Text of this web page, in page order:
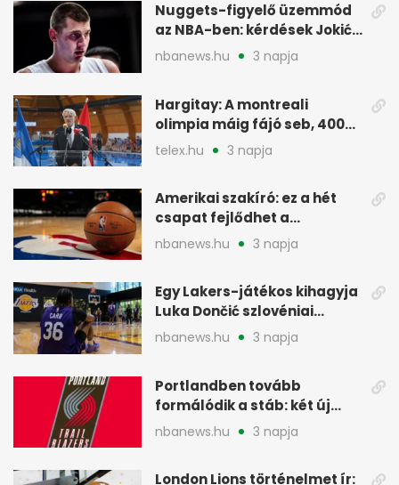
Nuggets-figyelő üzemmód
az NBA-ben: kérdések Jokić
jövőjéről
nbanews.hu 3 napja
Hargitay: A montreali
olimpia máig fájó seb, 400
vegyesen 4. lett
telex.hu 3 napja
Amerikai szakíró: ez a hét
csapat fejlődhet a
legtöbbet az NBA-ben
nbanews.hu 3 napja
Egy Lakers-játékos kihagyja
Luka Dončić szlovéniai
minicampjét
nbanews.hu 3 napja
Portlandben tovább
formálódik a stáb: két új
szakember a Blazersnél
nbanews.hu 3 napja
London Lions történelmet ír: